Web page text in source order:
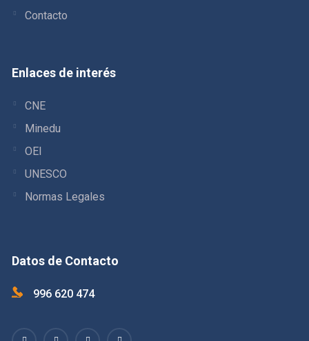
Contacto
Enlaces de interés
CNE
Minedu
OEI
UNESCO
Normas Legales
Datos de Contacto
996 620 474